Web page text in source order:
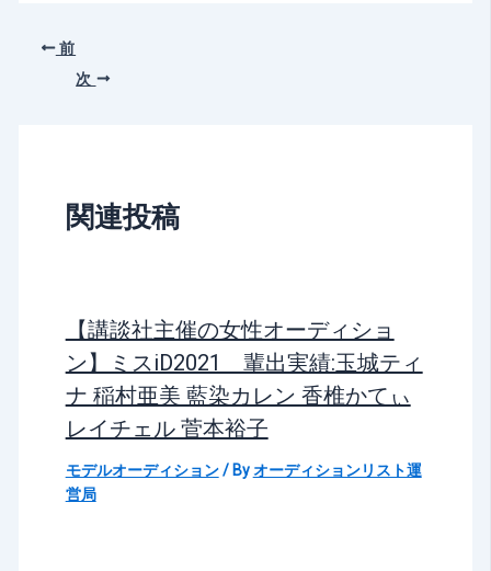
前
次
関連投稿
【講談社主催の女性オーディショ
ン】ミスiD2021 輩出実績:玉城ティ
ナ 稲村亜美 藍染カレン 香椎かてぃ
レイチェル 菅本裕子
モデルオーディション/ Byオーディションリスト運
営局